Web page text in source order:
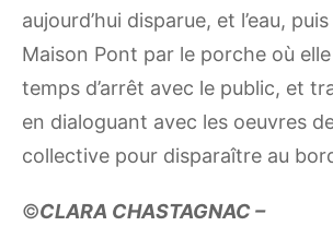
aujourd’hui disparue, et l’eau,
Maison Pont par le porche où
temps d’arrêt avec le public, et
en dialoguant avec les oeuvres
collective pour disparaître au
©CLARA CHASTAGNAC –